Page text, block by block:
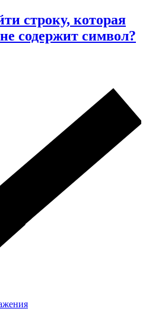
строку, которая
содержит символ?